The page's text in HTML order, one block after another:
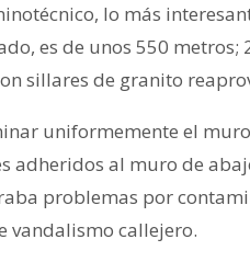
lo más
es de unos 550
sillares de granito
uniformemente el
adheridos al muro de
problemas por
vandalismo callejero.